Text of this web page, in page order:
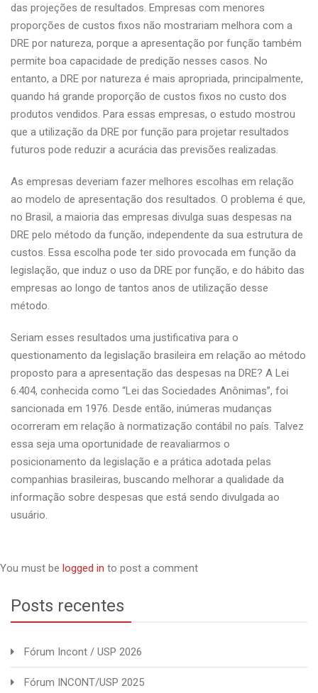
das projeções de resultados. Empresas com menores
proporções de custos fixos não mostrariam melhora com a
DRE por natureza, porque a apresentação por função também
permite boa capacidade de predição nesses casos. No
entanto, a DRE por natureza é mais apropriada, principalmente,
quando há grande proporção de custos fixos no custo dos
produtos vendidos. Para essas empresas, o estudo mostrou
que a utilização da DRE por função para projetar resultados
futuros pode reduzir a acurácia das previsões realizadas.
As empresas deveriam fazer melhores escolhas em relação
ao modelo de apresentação dos resultados. O problema é que,
no Brasil, a maioria das empresas divulga suas despesas na
DRE pelo método da função, independente da sua estrutura de
custos. Essa escolha pode ter sido provocada em função da
legislação, que induz o uso da DRE por função, e do hábito das
empresas ao longo de tantos anos de utilização desse
método.
Seriam esses resultados uma justificativa para o
questionamento da legislação brasileira em relação ao método
proposto para a apresentação das despesas na DRE? A Lei
6.404, conhecida como “Lei das Sociedades Anônimas”, foi
sancionada em 1976. Desde então, inúmeras mudanças
ocorreram em relação à normatização contábil no país. Talvez
essa seja uma oportunidade de reavaliarmos o
posicionamento da legislação e a prática adotada pelas
companhias brasileiras, buscando melhorar a qualidade da
informação sobre despesas que está sendo divulgada ao
usuário.
You must be logged in to post a comment
Posts recentes
Fórum Incont / USP 2026
Fórum INCONT/USP 2025